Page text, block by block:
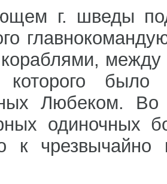
г. шведы
Любеком. Во
одиночных
к